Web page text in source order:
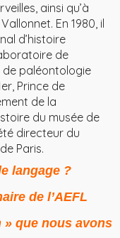
ainsi qu’à
En 1980, il
d’histoire
de
de paléontologie
Prince de
de la
du musée de
directeur du
Paris.
langage ?
de l’AEFL
» que nous avons